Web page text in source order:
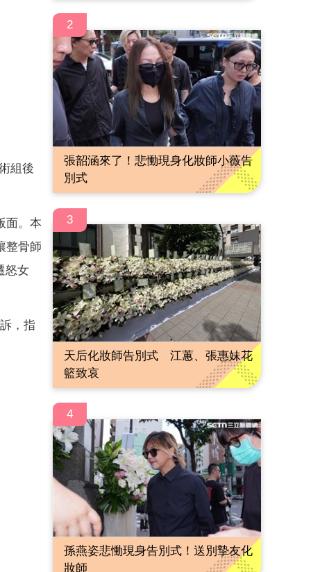
組後
面。本
整骨師
怒女
，指
2
張韶涵來了！悲慟現身化妝師小薇告
別式
3
天后化妝師告別式 江蕙、張惠妹花
籃致哀
4
孫燕姿悲慟現身告別式！送別摯友化
妝師